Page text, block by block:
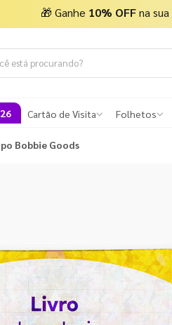
🎁 Ganhe 10% OFFna sua
Cartão de Visita Folhetos
Bobbie Goods